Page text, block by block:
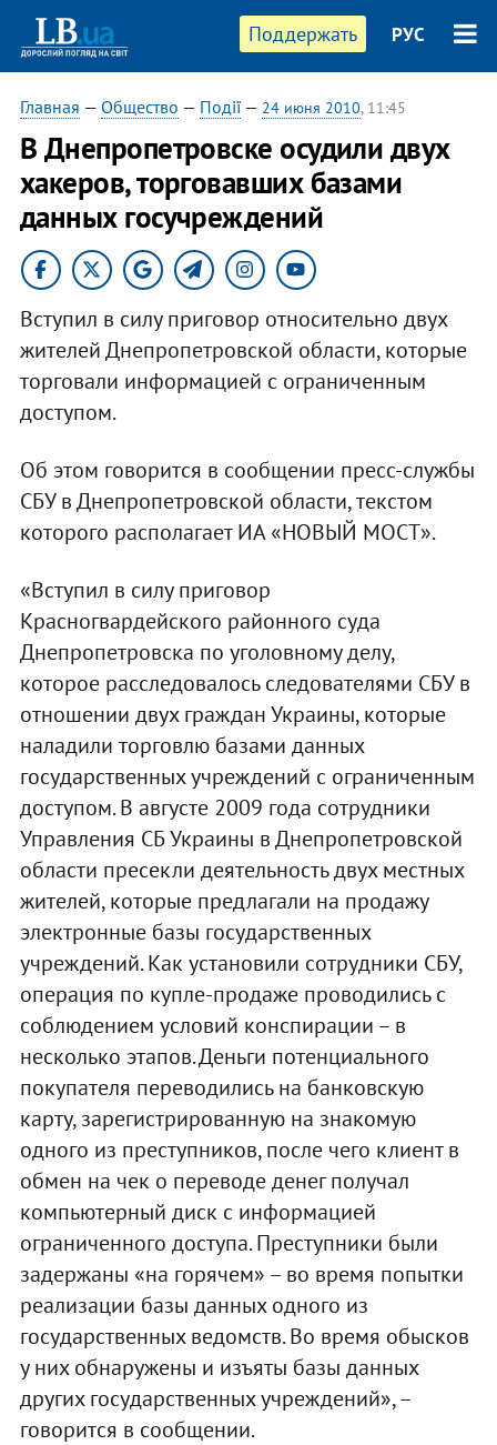
Поддержать РУС
Главная — Общество — Події— 24 июня 2010, 11:45
В Днепропетровске осудили двух
хакеров, торговавших базами
данных госучреждений
Вступил в силу приговор относительно двух
жителей Днепропетровской области, которые
торговали информацией с ограниченным
доступом.
Об этом говорится в сообщении пресс-службы
СБУ в Днепропетровской области, текстом
которого располагает ИА «НОВЫЙ МОСТ».
«Вступил в силу приговор
Красногвардейского районного суда
Днепропетровска по уголовному делу,
которое расследовалось следователями СБУ в
отношении двух граждан Украины, которые
наладили торговлю базами данных
государственных учреждений с ограниченным
доступом. В августе 2009 года сотрудники
Управления СБ Украины в Днепропетровской
области пресекли деятельность двух местных
жителей, которые предлагали на продажу
электронные базы государственных
учреждений. Как установили сотрудники СБУ,
операция по купле-продаже проводились с
соблюдением условий конспирации – в
несколько этапов. Деньги потенциального
покупателя переводились на банковскую
карту, зарегистрированную на знакомую
одного из преступников, после чего клиент в
обмен на чек о переводе денег получал
компьютерный диск с информацией
ограниченного доступа. Преступники были
задержаны «на горячем» – во время попытки
реализации базы данных одного из
государственных ведомств. Во время обысков
у них обнаружены и изъяты базы данных
других государственных учреждений», –
говорится в сообщении.